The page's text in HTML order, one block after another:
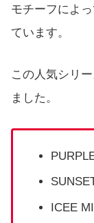
モチーフによ
ています。
この人気シリ
ました。
ICEE